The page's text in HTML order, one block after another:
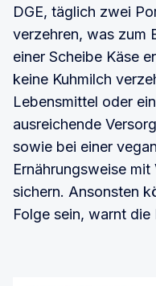
Der Proteingehalt
Sojaerzeugnissen
In Pflanzendrinks
Reis sind mehr
sekundäre
die in Milch nicht
Manche
allerdings die
DGE, täglich zwei
verzehren, was zum
einer Scheibe Käse
keine Kuhmilch
Lebensmittel oder
ausreichende
sowie bei einer
Ernährungsweise mit
sichern. Ansonsten
Folge sein, warnt die